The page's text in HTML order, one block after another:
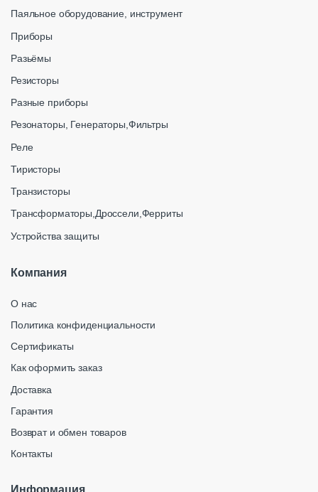
Паяльное оборудование, инструмент
Приборы
Разьёмы
Резисторы
Разные приборы
Резонаторы, Генераторы,Фильтры
Реле
Тиристоры
Транзисторы
Трансформаторы,Дроссели,Ферриты
Устройства защиты
Компания
О нас
Политика конфиденциальности
Сертификаты
Как оформить заказ
Доставка
Гарантия
Возврат и обмен товаров
Контакты